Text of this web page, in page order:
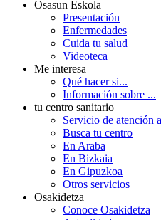
Osasun Eskola
Presentación
Enfermedades
Cuida tu salud
Videoteca
Me interesa
Qué hacer si...
Información sobre ...
tu centro sanitario
Servicio de atención
Busca tu centro
En Araba
En Bizkaia
En Gipuzkoa
Otros servicios
Osakidetza
Conoce Osakidetza